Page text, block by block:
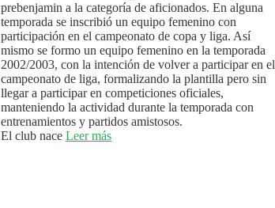
prebenjamin a la categoría de aficionados. En alguna
temporada se inscribió un equipo femenino con
participación en el campeonato de copa y liga. Así
mismo se formo un equipo femenino en la temporada
2002/2003, con la intención de volver a participar en el
campeonato de liga, formalizando la plantilla pero sin
llegar a participar en competiciones oficiales,
manteniendo la actividad durante la temporada con
entrenamientos y partidos amistosos.
El club nace Leer más